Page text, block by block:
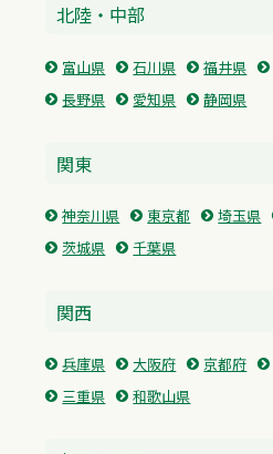
北陸・中部
富山県 石川県 福井県
長野県
愛知県 静岡県
関東
神奈川県 東京都 埼玉県
茨城県
千葉県
関西
兵庫県 大阪府 京都府
三重県
和歌山県